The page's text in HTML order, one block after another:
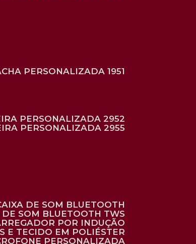
PERSONALIZADA 1951
PERSONALIZADA 2952
PERSONALIZADA 2955
CAIXA DE SOM BLUETOOTH
DE SOM BLUETOOTH TWS
POR INDUÇÃO
E TECIDO EM POLIÉSTER
PERSONALIZADA